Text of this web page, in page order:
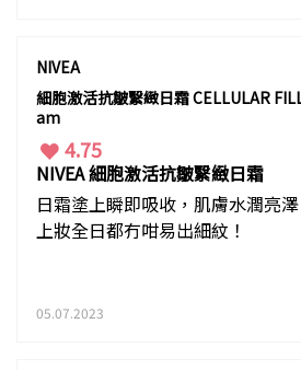
NIVEA
細胞激活抗皺繄緻日霜 CELLULAR
am
4.75
NIVEA 細胞激活抗皺繄緻日霜
日霜塗上瞬即吸收，肌膚水潤亮
上妝全日都冇咁易出細紋！
05.07.2023